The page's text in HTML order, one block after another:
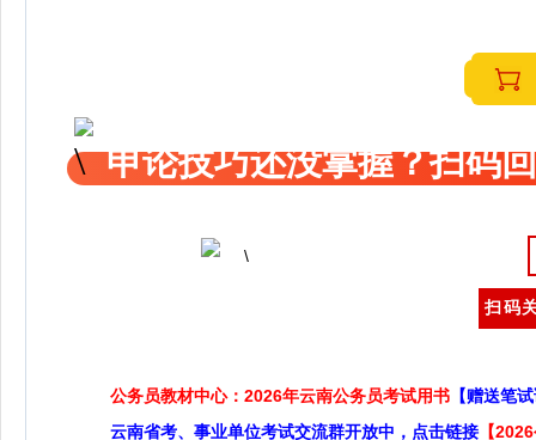
申论技巧还没掌握？扫码
扫码
公务员教材中心：2026年云南公务员考试用书 【赠送笔
云南省考、事业单位考试交流群开放中，点击链接 【